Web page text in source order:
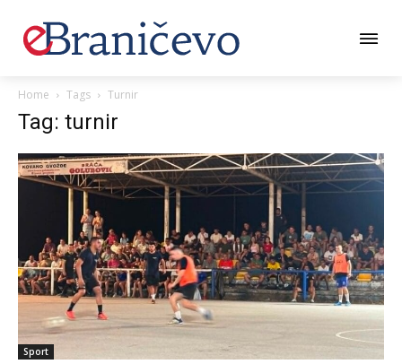
Home Tags Turnir
Tag: turnir
Sport